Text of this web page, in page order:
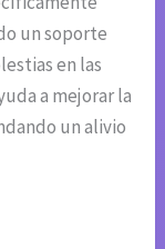
un soporte
en las
a mejorar la
un alivio